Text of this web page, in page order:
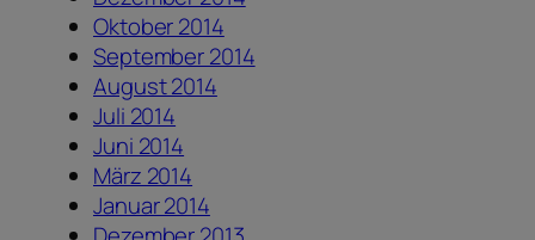
Oktober 2014
September 2014
August 2014
Juli 2014
Juni 2014
März 2014
Januar 2014